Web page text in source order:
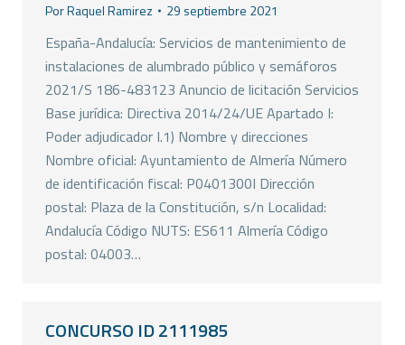
PorRaquel Ramirez 29 septiembre 2021
España-Andalucía: Servicios de mantenimiento de
instalaciones de alumbrado público y semáforos
2021/S 186-483123 Anuncio de licitación Servicios
Base jurídica: Directiva 2014/24/UE Apartado I:
Poder adjudicador I.1) Nombre y direcciones
Nombre oficial: Ayuntamiento de Almería Número
de identificación fiscal: P0401300I Dirección
postal: Plaza de la Constitución, s/n Localidad:
Andalucía Código NUTS: ES611 Almería Código
postal: 04003…
CONCURSO ID 2111985